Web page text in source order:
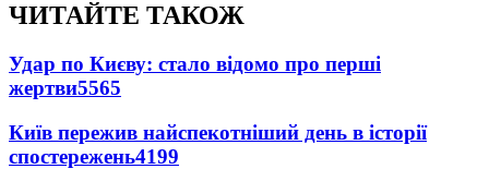
ЧИТАЙТЕ ТАКОЖ
Удар по Києву: стало відомо про перші
жертви5565
Київ пережив найспекотніший день в історії
спостережень4199